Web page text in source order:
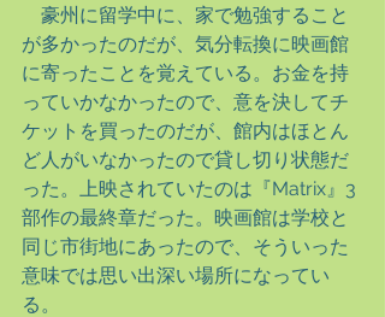
豪州に留学中に、家で勉強すること
が多かったのだが、気分転換に映画館
に寄ったことを覚えている。お金を持
っていかなかったので、意を決してチ
ケットを買ったのだが、館内はほとん
ど人がいなかったので貸し切り状態だ
った。上映されていたのは『Matrix』3
部作の最終章だった。映画館は学校と
同じ市街地にあったので、そういった
意味では思い出深い場所になってい
る。